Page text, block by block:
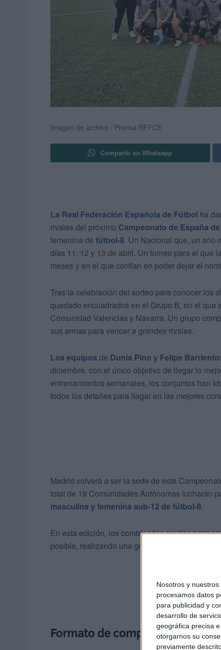
Nosotros y nuestros
procesamos datos
para publicidad y
desarrollo de
geográfica precisa
otorgarnos su
previamente
Imagen de archivo / Prensa RFFCE
Compartir en Whatsapp
La Real Federación Española de Fútbol ha
rivales del próximo Campeonato de España
femenina de fútbol-8. Un Nacional que, un año
días 11, 12 y 13 de abril. Un torneo para el que
meses y en el que confían en poder dejar el
Tras la celebración del sorteo para conocer los
quedado encuadrados en el Grupo B, en el
Comunidad Valencias y Navarra. Un grupo
sus armas para vencer a grandes rivales.
Los equipos de Dunia Pino y Felipe
diciembre, con el único objetivo de llegar lo
entrenamientos semanales, los conjuntos han
todos los detalles para llegar en las mejores
Madrid volverá a ser la sede de este
total de 19 Comunidades Autónomas lucharán
masculina y femenina sub-12 de fútbol-8.
En esta edición, los combinados ceutíes
posible, realizando una gran actuación en cada
Formato de competición